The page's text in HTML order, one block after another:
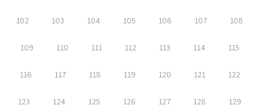
102 103 104 105 106 107 108
109 110 111 112 113 114 115
116 117 118 119 120 121 122
123 124 125 126 127 128 129